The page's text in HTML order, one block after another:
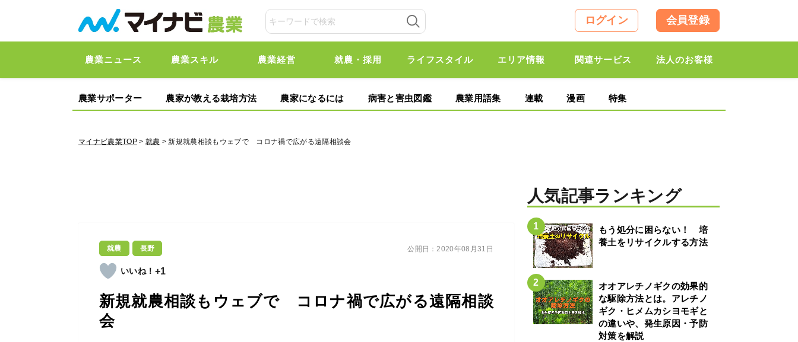
ログイン 会員登録
農業ニュース 農業スキル 農業経営 就農・採用 ライフスタイル エリア情報 関連サービス 法人のお客様
農業サポーター 農家が教える栽培方法 農家になるには 病害と害虫図鑑 農業用語集 連載 漫画 特集
マイナビ農業TOP> 就農 > 新規就農相談もウェブで コロナ禍で広がる遠隔相談会
就農 長野
+1
新規就農相談もウェブで コロナ禍で広がる遠隔相談
会
公開日：2020年08月31日
人気記事ランキング
もう処分に困らない！ 培
養土をリサイクルする方法
オオアレチノギクの効果的
な駆除方法とは。アレチノ
ギク・ヒメムカシヨモギと
の違いや、発生原因・予防
対策を解説